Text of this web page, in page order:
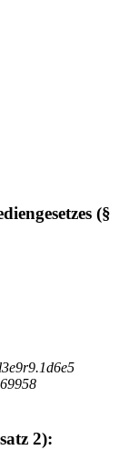
(§
3e9r9.1d6e5
2):